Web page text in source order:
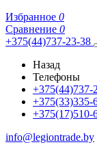
Избранное 0
Сравнение 0
+375(44)737-23-38
Назад
Телефоны
+375(44)737-
+375(33)335-
+375(17)510-
info@legiontrade.by